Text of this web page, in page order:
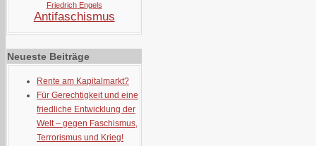
Friedrich Engels
Antifaschismus
Neueste Beiträge
Rente am Kapitalmarkt?
Für Gerechtigkeit und eine
friedliche Entwicklung der
Welt – gegen Faschismus,
Terrorismus und Krieg!